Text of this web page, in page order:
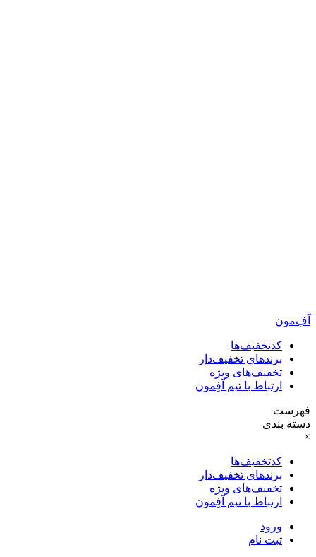
آفِ‌مون
کدتخفیف‌ها
برندهای تخفیف‌دار
تخفیف‌های ویژه
ارتباط با تیم آفِمون
فهرست
دسته بندی
×
کدتخفیف‌ها
برندهای تخفیف‌دار
تخفیف‌های ویژه
ارتباط با تیم آفِمون
ورود
ثبت نام